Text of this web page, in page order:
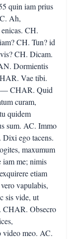
quin iam prius
Ah,
CH.
CH. Tun? id
CH. Dicam.
Dormientis
Vae tibi.
CHAR. Quid
curam,
quidem
sum. AC. Immo
ego tacens.
maxumum
me; nimis
etiam
vapulabis,
sis vide, ut
CHAR. Obsecro
video meo. AC.